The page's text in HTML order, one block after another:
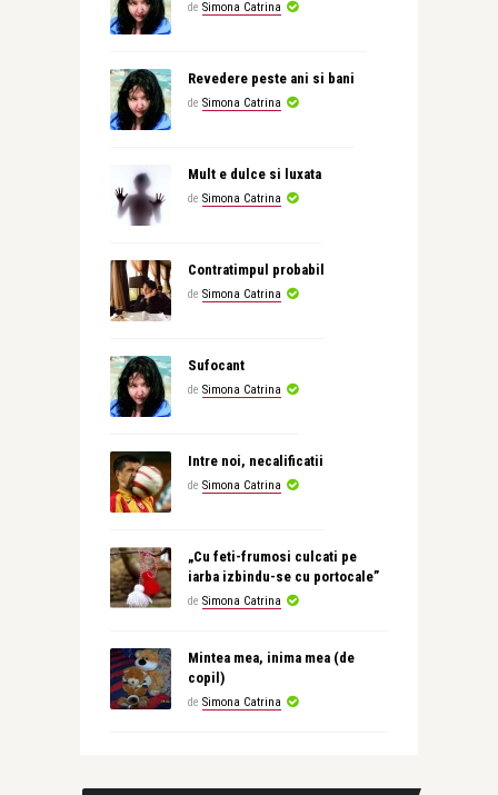
de Simona Catrina
Revedere peste ani si bani
de Simona Catrina
Mult e dulce si luxata
de Simona Catrina
Contratimpul probabil
de Simona Catrina
Sufocant
de Simona Catrina
Intre noi, necalificatii
de Simona Catrina
„Cu feti-frumosi culcati pe
iarba izbindu-se cu portocale”
de Simona Catrina
Mintea mea, inima mea (de
copil)
de Simona Catrina